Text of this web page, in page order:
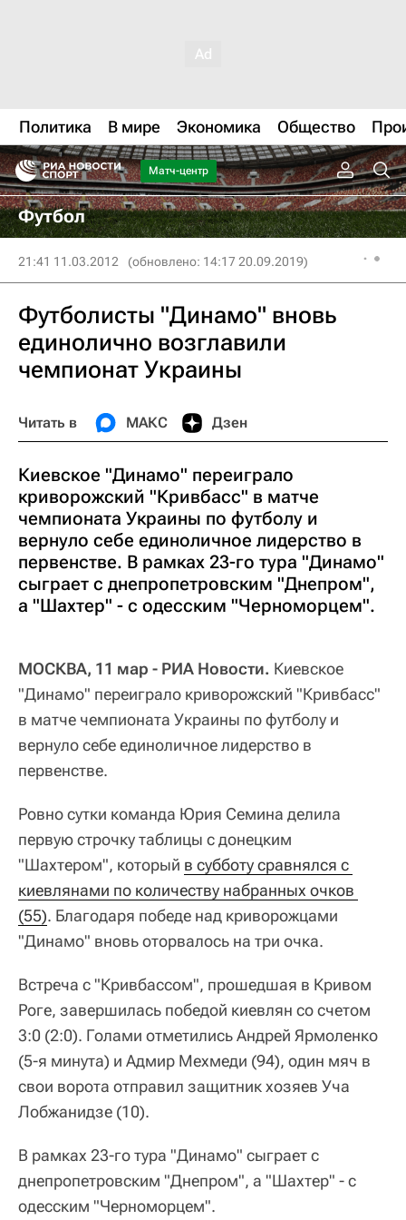
Политика В мире Экономика Общество
Матч-центр
Футбол
21:41 11.03.2012 (обновлено: 14:17 20.09.2019)
Футболисты "Динамо" вновь
единолично возглавили
чемпионат Украины
Читать в МАКС Дзен
Киевское "Динамо" переиграло
криворожский "Кривбасс" в матче
чемпионата Украины по футболу и
вернуло себе единоличное лидерство в
первенстве. В рамках 23-го тура "Динамо"
сыграет с днепропетровским "Днепром",
а "Шахтер" - с одесским "Черноморцем".
МОСКВА, 11 мар - РИА Новости. Киевское
"Динамо" переиграло криворожский "Кривбасс"
в матче чемпионата Украины по футболу и
вернуло себе единоличное лидерство в
первенстве.
Ровно сутки команда Юрия Семина делила
первую строчку таблицы с донецким
"Шахтером", который в субботу сравнялся с
киевлянами по количеству набранных очков
(55). Благодаря победе над криворожцами
"Динамо" вновь оторвалось на три очка.
Встреча с "Кривбассом", прошедшая в Кривом
Роге, завершилась победой киевлян со счетом
3:0 (2:0). Голами отметились Андрей Ярмоленко
(5-я минута) и Адмир Мехмеди (94), один мяч в
свои ворота отправил защитник хозяев Уча
Лобжанидзе (10).
В рамках 23-го тура "Динамо" сыграет с
днепропетровским "Днепром", а "Шахтер" - с
одесским "Черноморцем".